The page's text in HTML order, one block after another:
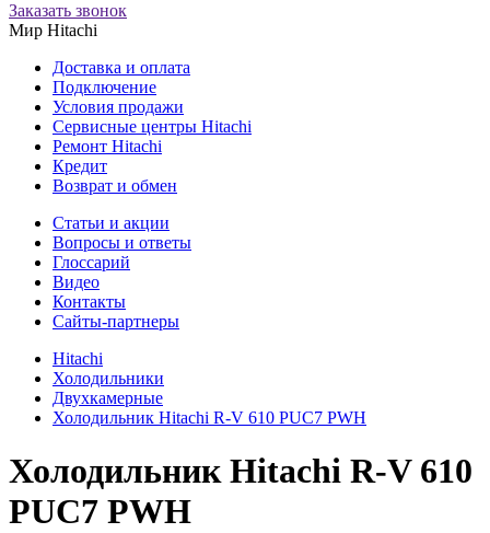
Заказать звонок
Мир Hitachi
Доставка и оплата
Подключение
Условия продажи
Сервисные центры Hitachi
Ремонт Hitachi
Кредит
Возврат и обмен
Cтатьи и акции
Вопросы и ответы
Глоссарий
Видео
Контакты
Сайты-партнеры
Hitachi
Холодильники
Двухкамерные
Холодильник Hitachi R-V 610 PUC7 PWH
ХолодильникHitachi R-V 610
PUC7 PWH